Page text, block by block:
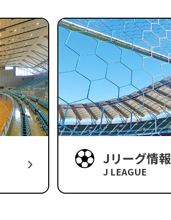
Jリーグ情報
J LEAGUE